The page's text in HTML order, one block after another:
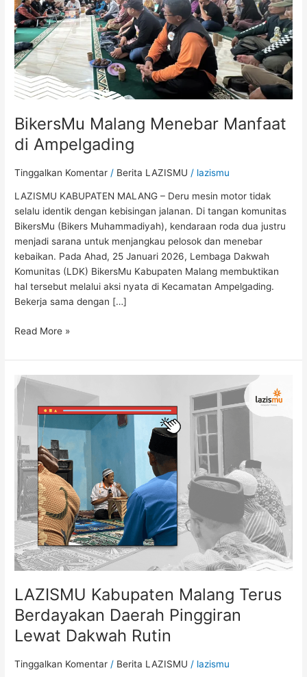
BikersMu Malang Menebar Manfaat
di Ampelgading
Tinggalkan Komentar / Berita LAZISMU / lazismu
LAZISMU KABUPATEN MALANG – Deru mesin motor tidak
selalu identik dengan kebisingan jalanan. Di tangan komunitas
BikersMu (Bikers Muhammadiyah), kendaraan roda dua justru
menjadi sarana untuk menjangkau pelosok dan menebar
kebaikan. Pada Ahad, 25 Januari 2026, Lembaga Dakwah
Komunitas (LDK) BikersMu Kabupaten Malang membuktikan
hal tersebut melalui aksi nyata di Kecamatan Ampelgading.
Bekerja sama dengan […]
Read More »
LAZISMU Kabupaten Malang Terus
Berdayakan Daerah Pinggiran
Lewat Dakwah Rutin
Tinggalkan Komentar / Berita LAZISMU / lazismu
LAZISMU
Kabupaten
Malang
Berdayakan
Daerah
Pinggiran
Lewat
Dakwah
Rutin